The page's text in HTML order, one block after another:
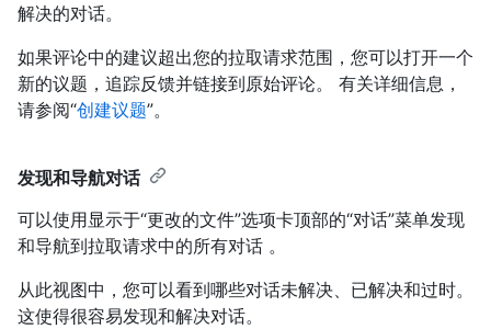
解决的对话。
如果评论中的建议超出您的拉取请求范围，您可以打开一个
新的议题，追踪反馈并链接到原始评论。 有关详细信息，
请参阅“创建议题”。
发现和导航对话
可以使用显示于“更改的文件”选项卡顶部的“对话”菜单发现
和导航到拉取请求中的所有对话 。
从此视图中，您可以看到哪些对话未解决、已解决和过时。
这使得很容易发现和解决对话。